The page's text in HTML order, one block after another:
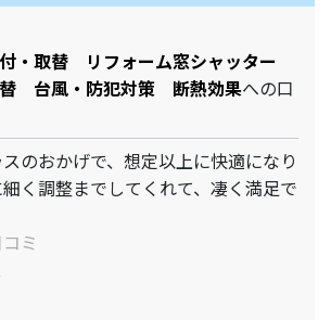
・取替 リフォーム窓シャッター
替 台風・防犯対策 断熱効果への口
のおかげで、想定以上に快適になり
く調整までしてくれて、凄く満足で
ミ